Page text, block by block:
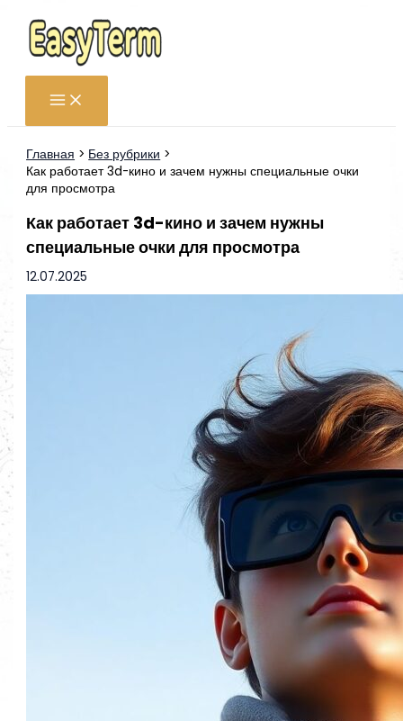
Перейти
содержимому
Главная
Без рубрики
Как работает 3d-кино и зачем нужны специальные очки
для просмотра
Как работает 3d-кино и зачем нужны
специальные очки для просмотра
12.07.2025